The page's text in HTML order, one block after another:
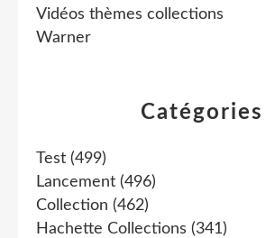
Catégories
Test (499)
Lancement (496)
Collection (462)
Hachette Collections (341)
Vidéos thèmes collections
Warner